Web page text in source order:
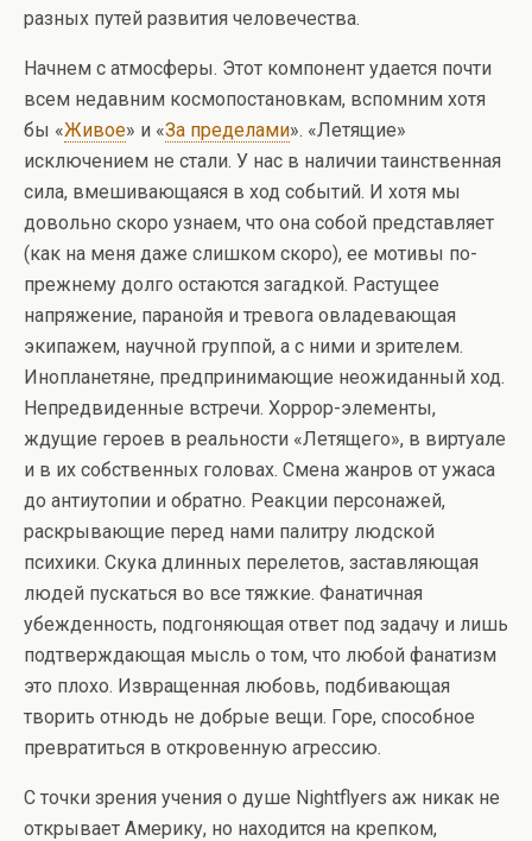
разных путей развития человечества.
Начнем с атмосферы. Этот компонент удается почти
всем недавним космопостановкам, вспомним хотя
бы «Живое» и «За пределами». «Летящие»
исключением не стали. У нас в наличии таинственная
сила, вмешивающаяся в ход событий. И хотя мы
довольно скоро узнаем, что она собой представляет
(как на меня даже слишком скоро), ее мотивы по-
прежнему долго остаются загадкой. Растущее
напряжение, паранойя и тревога овладевающая
экипажем, научной группой, а с ними и зрителем.
Инопланетяне, предпринимающие неожиданный ход.
Непредвиденные встречи. Хоррор-элементы,
ждущие героев в реальности «Летящего», в виртуале
и в их собственных головах. Смена жанров от ужаса
до антиутопии и обратно. Реакции персонажей,
раскрывающие перед нами палитру людской
психики. Скука длинных перелетов, заставляющая
людей пускаться во все тяжкие. Фанатичная
убежденность, подгоняющая ответ под задачу и лишь
подтверждающая мысль о том, что любой фанатизм
это плохо. Извращенная любовь, подбивающая
творить отнюдь не добрые вещи. Горе, способное
превратиться в откровенную агрессию.
С точки зрения учения о душе Nightflyers аж никак не
открывает Америку, но находится на крепком,